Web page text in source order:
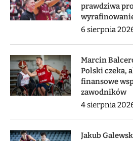
prawdziwa
6 sierpnia
Marcin
Polski czeka,
finansowe
zawodników
4 sierpnia
Jakub